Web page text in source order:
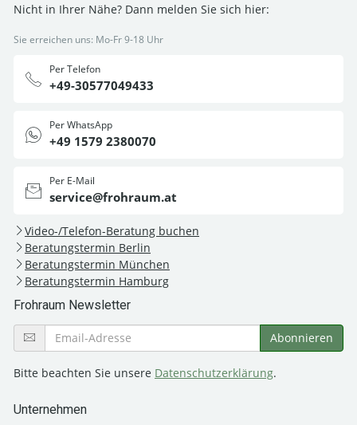
Nicht in Ihrer Nähe? Dann melden Sie sich hier:
Sie erreichen uns: Mo-Fr 9-18 Uhr
Per Telefon
+49-30577049433
Per WhatsApp
+49 1579 2380070
Per E-Mail
service@frohraum.at
Video-/Telefon-Beratung buchen
Beratungstermin Berlin
Beratungstermin München
Beratungstermin Hamburg
Frohraum Newsletter
Bitte beachten Sie unsere Datenschutzerklärung.
Unternehmen